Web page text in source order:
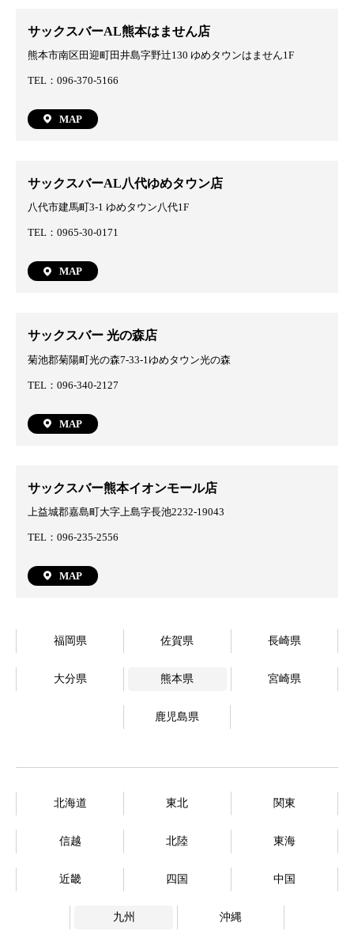
サックスバーAL熊本はません店
熊本市南区田迎町田井島字野辻130 ゆめタウンはません1F
TEL：096-370-5166
MAP
サックスバーAL八代ゆめタウン店
八代市建馬町3-1 ゆめタウン八代1F
TEL：0965-30-0171
MAP
サックスバー 光の森店
菊池郡菊陽町光の森7-33-1ゆめタウン光の森
TEL：096-340-2127
MAP
サックスバー熊本イオンモール店
上益城郡嘉島町大字上島字長池2232-19043
TEL：096-235-2556
MAP
福岡県 佐賀県 長崎県
大分県 熊本県 宮崎県
鹿児島県
北海道 東北 関東
信越 北陸 東海
近畿 四国 中国
九州 沖縄